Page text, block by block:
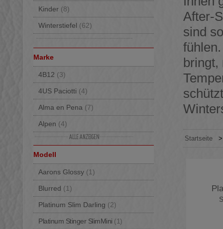
Kinder (8)
Winterstiefel (62)
Marke
4B12 (3)
4US Paciotti (4)
Alma en Pena (7)
Alpen (4)
Ama Brand(3)
Ash(8)
Baccaglini(4)
Back 70(15)
Bionatura(6)
Birkenstock(125)
Modell
Aarons Glossy (1)
Blurred (1)
Platinum Slim Darling (2)
Platinum Stinger SlimMini (1)
After-
sind
bringt,
Startseite >